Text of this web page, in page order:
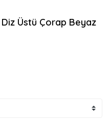
Üstü Çorap Beyaz